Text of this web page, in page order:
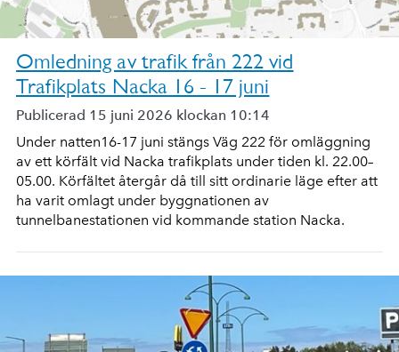
Omledning av trafik från 222 vid
Trafikplats Nacka 16 - 17 juni
Publicerad 15 juni 2026 klockan 10:14
Under natten16-17 juni stängs Väg 222 för omläggning
av ett körfält vid Nacka trafikplats under tiden kl. 22.00–
05.00. Körfältet återgår då till sitt ordinarie läge efter att
ha varit omlagt under byggnationen av
tunnelbanestationen vid kommande station Nacka.